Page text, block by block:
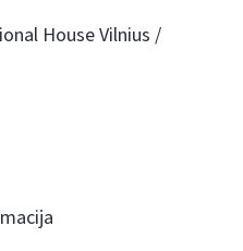
House Vilnius /